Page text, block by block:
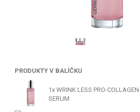
PRODUKTY V BALÍČKU
1x WRINK LESS PRO-COLLAGEN
SERUM